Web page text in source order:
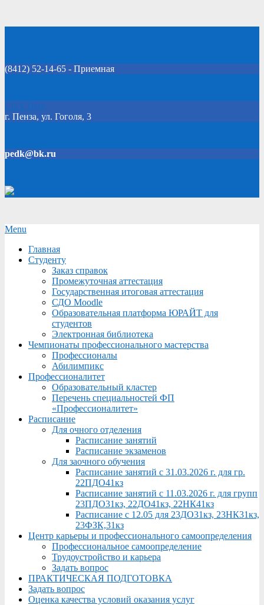
(8412) 52-14-65 - Приемная
Click Here
г. Пенза, ул. Гоголя, 3
pedk@bk.ru
Secondary
Menu
Menu
Главная
Студенту
Заказ справок
Промежуточная аттестация
Государственная итоговая аттестация
СДО Moodle
Образовательная платформа ЮРАЙТ для
студентов
Электронная библиотека
Чемпионаты профессионального мастерства
Профессионалы
Абилимпикс
Профессионалитет
Образовательный кластер
Перечень специальностей ФП
«Профессионалитет»
Расписание
Для очного отделения
Расписание занятий
Расписание экзаменов
Для заочного обучения
Расписание занятий с 31.03.2026 г. для гр.
22ПДО41кз
Расписание занятий с 11.03.2026 г. для групп
23ПДО31кз, 22ДО41кз, 22НК41кз
Расписание с 12.05 для 23ДО31кз, 23НК31кз,
23ФЗК,31кз
Центр карьеры и профессионального самоопределения
Профессиональное самоопределение
Трудоустройство и карьера
Задать вопрос
ПРАКТИЧЕСКАЯ ПОДГОТОВКА
Задать вопрос
Оценка качества условий оказания услуг